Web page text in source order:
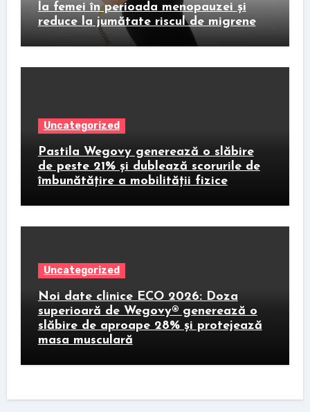
la femei în perioada menopauzei și
reduce la jumătate riscul de migrene
Uncategorized
Pastila Wegovy generează o slăbire
de peste 21% și dublează scorurile de
îmbunătățire a mobilității fizice
Uncategorized
Noi date clinice ECO 2026: Doza
superioară de Wegovy® generează o
slăbire de aproape 28% și protejează
masa musculară